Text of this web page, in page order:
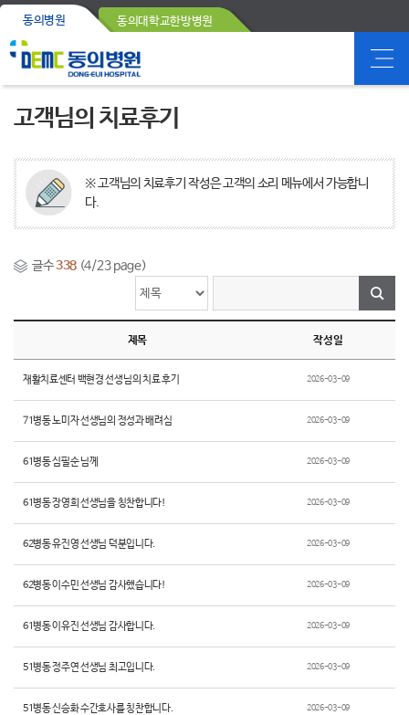
동의병원 동의대학교한방병원
고객님의 치료후기
※ 고객님의 치료후기 작성은 고객의 소리 메뉴에서 가능합니
다.
글수338 (4/23 page)
제목 작성일
재활치료센터 백현경 선생님의 치료 후기 2026-03-09
71병동 노미자 선생님의 정성과 배려심 2026-03-09
61병동 심필순 님께 2026-03-09
61병동 장영희 선생님을 칭찬합니다! 2026-03-09
62병동 유진영 선생님 덕분입니다. 2026-03-09
62병동 이수민 선생님 감사했습니다! 2026-03-09
61병동 이유진 선생님 감사합니다. 2026-03-09
51병동 정주연 선생님 최고입니다. 2026-03-09
51병동 신승화 수간호사를 칭찬합니다. 2026-03-09